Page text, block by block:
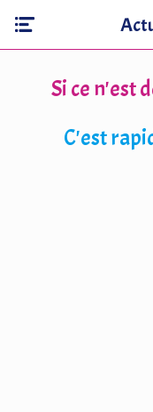
Si ce n'est
C'est